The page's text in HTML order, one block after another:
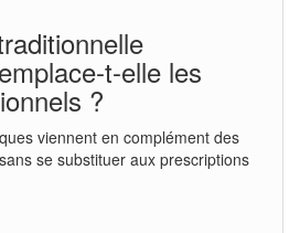
t-elle les
?
viennent en complément des
se substituer aux prescriptions